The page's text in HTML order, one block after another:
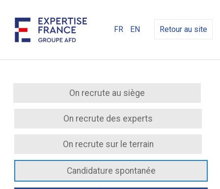
FR EN Retour au site
On recrute au siège
On recrute des experts
On recrute sur le terrain
Candidature spontanée